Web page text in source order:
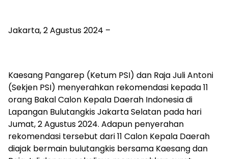
Jakarta, 2 Agustus 2024 –
Kaesang Pangarep (Ketum PSI) dan Raja Juli Antoni
(Sekjen PSI) menyerahkan rekomendasi kepada 11
orang Bakal Calon Kepala Daerah Indonesia di
Lapangan Bulutangkis Jakarta Selatan pada hari
Jumat, 2 Agustus 2024. Adapun penyerahan
rekomendasi tersebut dari 11 Calon Kepala Daerah
diajak bermain bulutangkis bersama Kaesang dan